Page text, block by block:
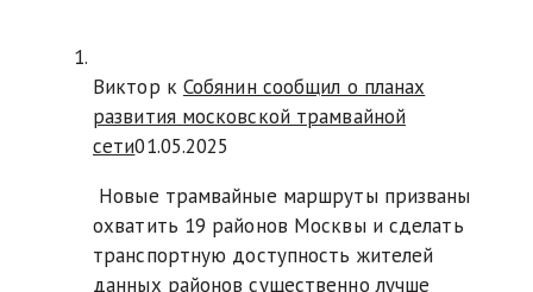
Виктор к Собянин сообщил о планах
развития московской трамвайной
сети01.05.2025
Новые трамвайные маршруты призваны
охватить 19 районов Москвы и сделать
транспортную доступность жителей
данных районов существенно лучше